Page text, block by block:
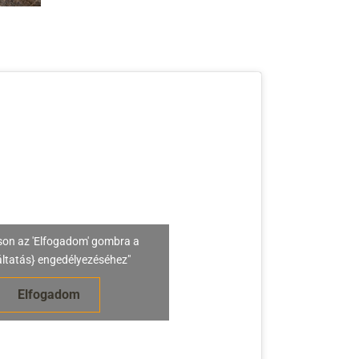
az 'Elfogadom' gombra a
engedélyezéséhez"
Elfogadom